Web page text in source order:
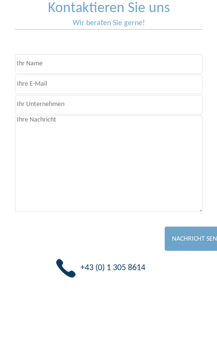
Kontaktieren Sie uns
Wir beraten Sie gerne!
+43 (0) 1 305 8614